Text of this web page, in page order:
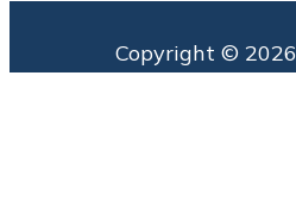
Copyright © 2026